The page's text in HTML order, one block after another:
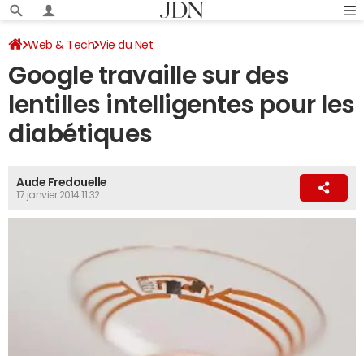
Web & Tech Vie du Net
Google travaille sur des
lentilles intelligentes pour les
diabétiques
Aude Fredouelle
17 janvier 2014 11:32